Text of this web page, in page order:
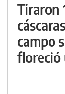
Tiraron
campo
floreció